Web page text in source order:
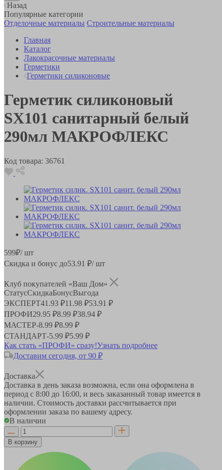
Назад
Популярные категории
Отделочные материалы Строительные материалы
Главная
Каталог
Лакокрасочные материалы
Герметики
Герметики силиконовые
Герметик силиконовый
SX101 санитарный белый
290мл МАКРОФЛЕКС
Код товара: 36761
599₽/ шт
Скидка и бонус до53.91 ₽/ шт
Клуб покупателей «Ваш Дом»
СтатусСкидкаБонусВыгода
ЭКСПЕРТ41.93 ₽11.98 ₽53.91 ₽
ПРОФИ29.95 ₽8.99 ₽38.94 ₽
МАСТЕР-8.99 ₽8.99 ₽
СТАНДАРТ-5.99 ₽5.99 ₽
Как стать «ПРОФИ» сразу!Узнать подробнее
Доставим сегодня, от 90 ₽
Доставка
Доставка в день заказа возможна, если она оформлена в
период с 8:00 до 16:00, и весь заказанный товар имеется в
наличии. Стоимость доставки рассчитывается при
оформлении заказа по вашему адресу.
В наличии
В корзину